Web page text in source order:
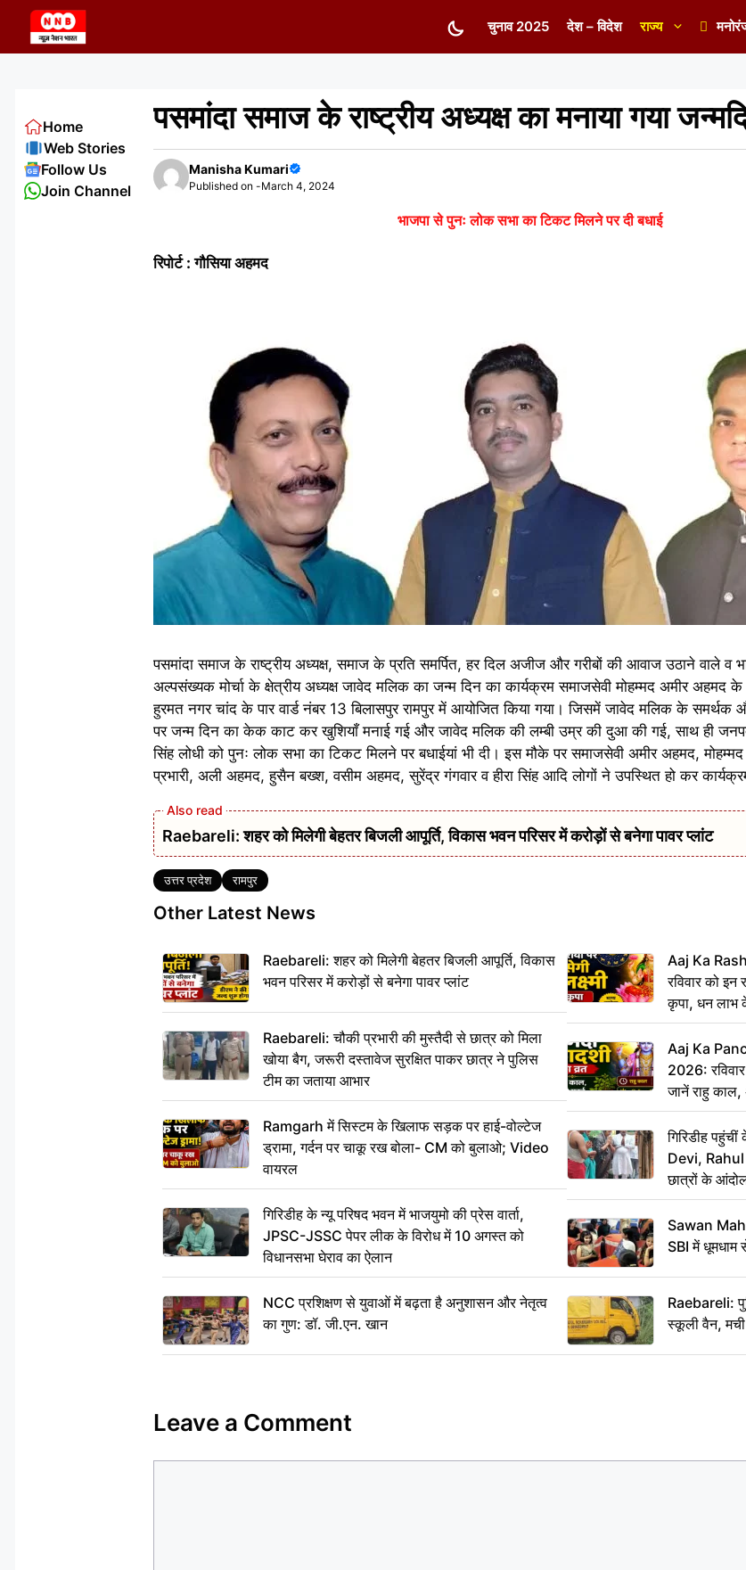
content
चुनाव 2025 देश – विदेश राज्य
पसमांदा समाज के राष्ट्रीय अध्यक्ष का मनाया गया
Manisha Kumari
Published on -March 4, 2024
भाजपा से पुनः लोक सभा का टिकट मिलने पर दी बधाई
रिपोर्ट : गौसिया अहमद
पसमांदा समाज के राष्ट्रीय अध्यक्ष, समाज के प्रति समर्पित, हर दिल अजीज और गरीबों की आवाज उठाने वाले व
अल्पसंख्यक मोर्चा के क्षेत्रीय अध्यक्ष जावेद मलिक का जन्म दिन का कार्यक्रम समाजसेवी मोहम्मद अमीर अहमद के
हुरमत नगर चांद के पार वार्ड नंबर 13 बिलासपुर रामपुर में आयोजित किया गया। जिसमें जावेद मलिक के समर्थक
पर जन्म दिन का केक काट कर खुशियाँ मनाई गई और जावेद मलिक की लम्बी उम्र की दुआ की गई, साथ ही
सिंह लोधी को पुनः लोक सभा का टिकट मिलने पर बधाईयां भी दी। इस मौके पर समाजसेवी अमीर अहमद, मोहम्मद
प्रभारी, अली अहमद, हुसैन बख्श, वसीम अहमद, सुरेंद्र गंगवार व हीरा सिंह आदि लोगों ने उपस्थित हो कर
Raebareli: शहर को मिलेगी बेहतर बिजली आपूर्ति, विकास भवन परिसर में करोड़ों से बनेगा पावर प्लांट
Tags
उत्तर प्रदेश रामपुर
Other Latest News
Raebareli: शहर को मिलेगी बेहतर बिजली आपूर्ति, विकास
भवन परिसर में करोड़ों से बनेगा पावर प्लांट
Raebareli: चौकी प्रभारी की मुस्तैदी से छात्र को मिला
खोया बैग, जरूरी दस्तावेज सुरक्षित पाकर छात्र ने पुलिस
टीम का जताया आभार
Ramgarh में सिस्टम के खिलाफ सड़क पर हाई-वोल्टेज
ड्रामा, गर्दन पर चाकू रख बोला- CM को बुलाओ; Video
वायरल
गिरिडीह के न्यू परिषद भवन में भाजयुमो की प्रेस वार्ता,
JPSC-JSSC पेपर लीक के विरोध में 10 अगस्त को
विधानसभा घेराव का ऐलान
NCC प्रशिक्षण से युवाओं में बढ़ता है अनुशासन और नेतृत्व
का गुण: डॉ. जी.एन. खान
Aaj Ka
रविवार को इन
कृपा, धन लाभ
Aaj Ka
2026:
जानें राहु
गिरिडीह
Devi, Rahul
छात्रों के
Sawan
SBI में धूमधाम
Raebareli:
स्कूली वैन,
Leave a Comment
Home
Web Stories
Follow Us
Join Channel